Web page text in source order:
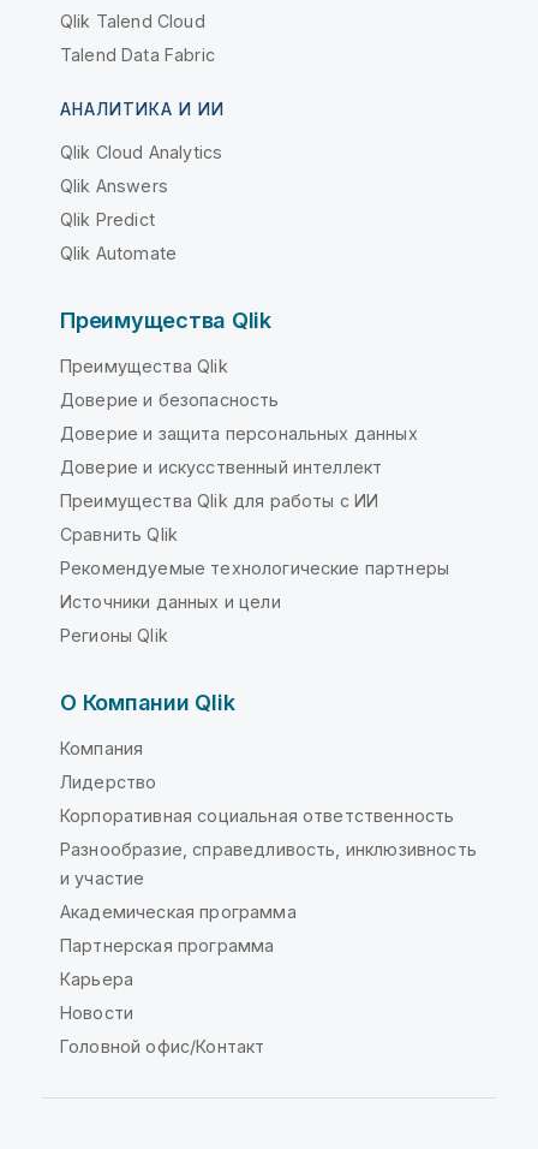
Qlik Talend Cloud
Talend Data Fabric
АНАЛИТИКА И ИИ
Qlik Cloud Analytics
Qlik Answers
Qlik Predict
Qlik Automate
Преимущества Qlik
Преимущества Qlik
Доверие и безопасность
Доверие и защита персональных данных
Доверие и искусственный интеллект
Преимущества Qlik для работы с ИИ
Сравнить Qlik
Рекомендуемые технологические партнеры
Источники данных и цели
Регионы Qlik
О Компании Qlik
Компания
Лидерство
Корпоративная социальная ответственность
Разнообразие, справедливость, инклюзивность
и участие
Академическая программа
Партнерская программа
Карьера
Новости
Головной офис/Контакт